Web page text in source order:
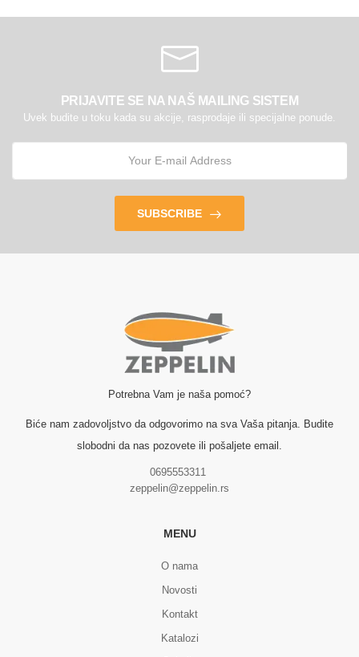
PRIJAVITE SE NA NAŠ MAILING SISTEM
Uvek budite u toku kada su akcije, rasprodaje ili specijalne ponude.
SUBSCRIBE
Potrebna Vam je naša pomoć?
Biće nam zadovoljstvo da odgovorimo na sva Vaša pitanja. Budite
slobodni da nas pozovete ili pošaljete email.
0695553311
zeppelin@zeppelin.rs
MENU
O nama
Novosti
Kontakt
Katalozi